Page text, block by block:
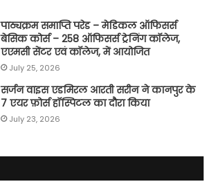
पाठ्यक्रम समाप्ति परेड – मेडिकल ऑफिसर्स
बेसिक कोर्स – 258 ऑफिसर्स ट्रेनिंग कॉलेज,
एएमसी सेंटर एवं कॉलेज, में आयोजित
July 25, 2026
सर्जन वाइस एडमिरल आरती सरीन ने कानपुर के
7 एयर फ़ोर्स हॉस्पिटल का दौरा किया
July 23, 2026